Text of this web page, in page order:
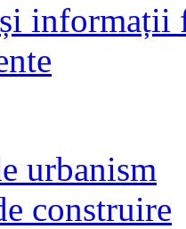
informații
urbanism
construire